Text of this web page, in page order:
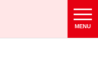
MENU